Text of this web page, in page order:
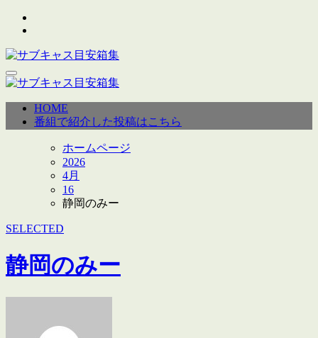
を
ス
キ
サブキャス目安箱集
ポッドキャスト番組「サブキャス」に届いた目安箱をアーカ
ん、公序良俗に反するコメントはご遠慮ください。
ポッドキャスト番組「サブキャス」に届いた目安箱をアーカ
イブしています。コメントは自由ですが、誹謗中傷はもちろ
HOME
番組で紹介した投稿はこちら
ホームページ
2026
4月
16
静岡のみー
SELECTED
静岡のみー